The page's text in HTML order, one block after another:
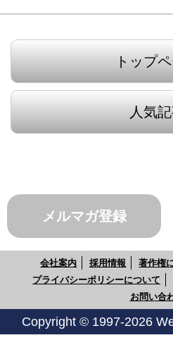
トップ
人気
メルマガ登録
会社案内 採用情報 著作権
プライバシーポリシーについて
お問い合
Copyright © 1997-2026